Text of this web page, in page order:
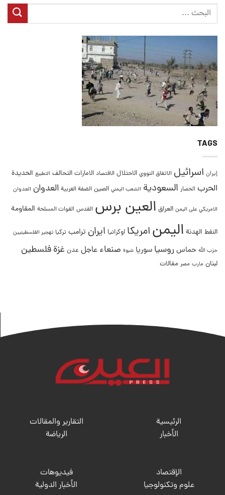
TAGS
إيران اسرائيل الاتفاق النووي الاحتلال الاقتصاد الامارات التحالف التطبيع الحديدة
الحرب الحصار السعودية الشعب اليمني الصين الضفة الغربية العدوان العدوان
الامريكي على اليمن العراق العين برس القدس القوات المسلحة المقاومة
النفط الهدنة اليمنامريكا اوكرانيا ايران ترامب تركيا تهجير الفلسطينيين
حزب الله حماس روسيا سوريا شبوة صنعاء عاجل عدن غزةفلسطين
لبنان مارب مصر مقالات
الرئيسية
الأخبار
التقارير والمقالات
الریاضة
الإقتصاد
علوم وتكنولوجيا
فيديوهات
الأخبار الدولية